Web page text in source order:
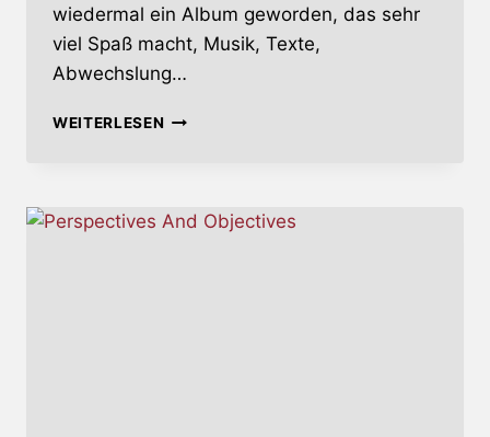
wiedermal ein Album geworden, das sehr
viel Spaß macht, Musik, Texte,
Abwechslung…
WEITERLESENAUFSTEH’N